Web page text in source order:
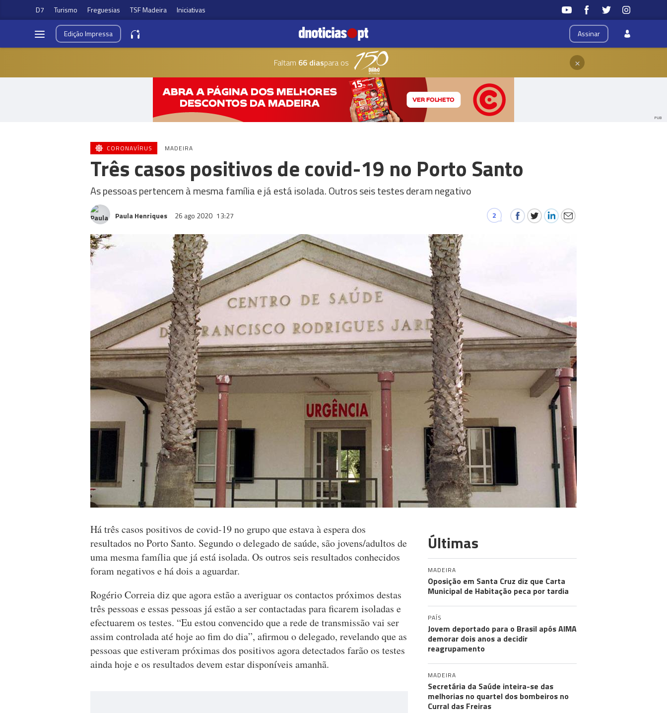
D7 Turismo Freguesias TSF Madeira Iniciativas
Assinar
EdiçãoImpressa
Faltam 66 diaspara os ×
PUB
CORONAVÍRUS MADEIRA
Três casos positivos de covid-19 no Porto Santo
As pessoas pertencem à mesma família e já está isolada. Outros seis testes deram negativo
Paula Henriques 26 ago 2020 13:27 2
Há três casos positivos de covid-19 no grupo que estava à espera dos
resultados no Porto Santo. Segundo o delegado de saúde, são jovens/adultos de
uma mesma família que já está isolada. Os outros seis resultados conhecidos
foram negativos e há dois a aguardar.
Rogério Correia diz que agora estão a averiguar os contactos próximos destas
três pessoas e essas pessoas já estão a ser contactadas para ficarem isoladas e
efectuarem os testes. “Eu estou convencido que a rede de transmissão vai ser
assim controlada até hoje ao fim do dia”, afirmou o delegado, revelando que as
pessoas que estiveram próximas dos positivos agora detectados farão os testes
ainda hoje e os resultados devem estar disponíveis amanhã.
Últimas
MADEIRA
Oposição em Santa Cruz diz que Carta
Municipal de Habitação peca por tardia
PAÍS
Jovem deportado para o Brasil após AIMA
demorar dois anos a decidir
reagrupamento
MADEIRA
Secretária da Saúde inteira-se das
melhorias no quartel dos bombeiros no
Curral das Freiras